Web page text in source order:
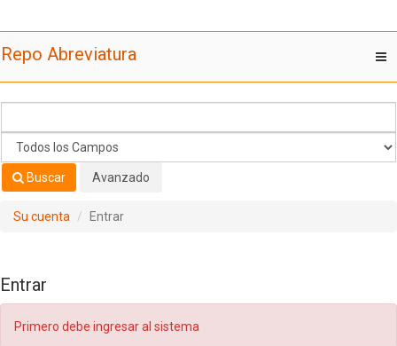
Repo Abreviatura
Buscar Avanzado
Su cuenta Entrar
Entrar
Primero debe ingresar al sistema